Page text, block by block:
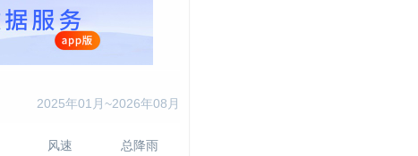
2025年01月~2026年08月
风速 总降雨